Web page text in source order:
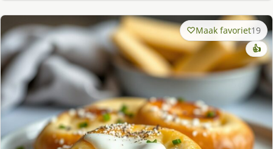
Maak favoriet19
👍